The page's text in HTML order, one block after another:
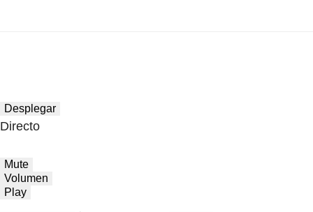
Desplegar
Directo
Mute
Volumen
Play